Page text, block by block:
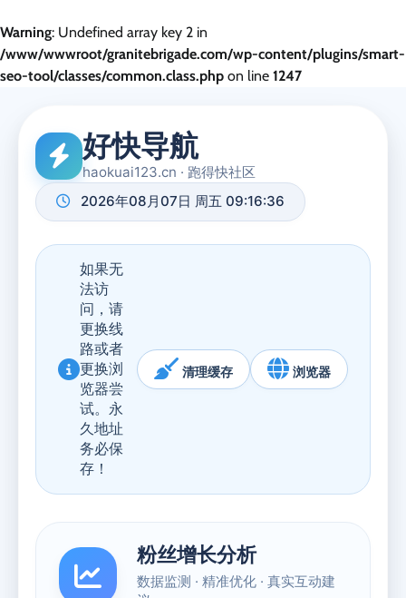
Warning: Undefined array key 2 in
/www/wwwroot/granitebrigade.com/wp-content/plugins/smart-
seo-tool/classes/common.class.php on line 1247